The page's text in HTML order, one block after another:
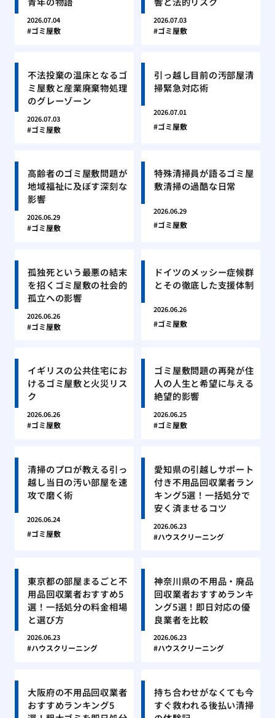
2026.07.04
ゴミ屋敷
2026.07.03
ゴミ屋敷
不法投棄の温床となるゴ
ミ屋敷と産業廃棄物処理
のグレーゾーン
2026.07.03
ゴミ屋敷
引っ越し目前の汚部屋清
掃緊急対応術
2026.07.01
ゴミ屋敷
高齢者のゴミ屋敷問題が
地域福祉に及ぼす深刻な
影響
2026.06.29
ゴミ屋敷
特殊清掃員が語るゴミ屋
敷清掃の過酷な日常
2026.06.29
ゴミ屋敷
孤独死という最悪の結末
を招くゴミ屋敷の社会的
孤立への影響
2026.06.26
ゴミ屋敷
ドイツのメッシー症候群
とその徹底した支援体制
2026.06.26
ゴミ屋敷
イギリスの公共住宅にお
けるゴミ屋敷と火災リス
ク
2026.06.26
ゴミ屋敷
ゴミ屋敷問題の再発が住
人の人生と希望に与える
絶望的影響
2026.06.25
ゴミ屋敷
清掃のプロが教える引っ
越し当日の汚い部屋を速
攻で磨く術
2026.06.24
ゴミ屋敷
愛知県の引越しサポート
付き不用品回収業者ラン
キング5選！一括処分で
安く済ませるコツ
2026.06.23
ハウスクリーニング
東京都の部屋まるごと不
用品回収業者おすすめ5
選！一括処分の料金相場
と選び方
2026.06.23
ハウスクリーニング
神奈川県の不用品・廃品
回収業者おすすめランキ
ング5選！即日対応の優
良業者を比較
2026.06.23
ハウスクリーニング
大阪府の不用品回収業者
おすすめランキング5
持ち合わせがなくても今
すぐ救われる後払い清掃